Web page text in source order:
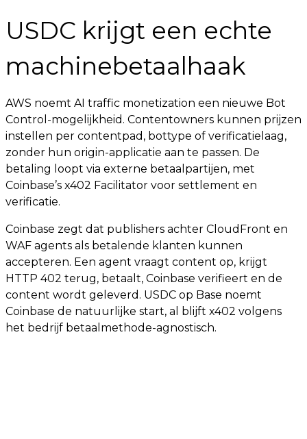
USDC krijgt een echte
machinebetaalhaak
AWS noemt AI traffic monetization een nieuwe Bot
Control-mogelijkheid. Contentowners kunnen prijzen
instellen per contentpad, bottype of verificatielaag,
zonder hun origin-applicatie aan te passen. De
betaling loopt via externe betaalpartijen, met
Coinbase’s x402 Facilitator voor settlement en
verificatie.
Coinbase zegt dat publishers achter CloudFront en
WAF agents als betalende klanten kunnen
accepteren. Een agent vraagt content op, krijgt
HTTP 402 terug, betaalt, Coinbase verifieert en de
content wordt geleverd. USDC op Base noemt
Coinbase de natuurlijke start, al blijft x402 volgens
het bedrijf betaalmethode-agnostisch.